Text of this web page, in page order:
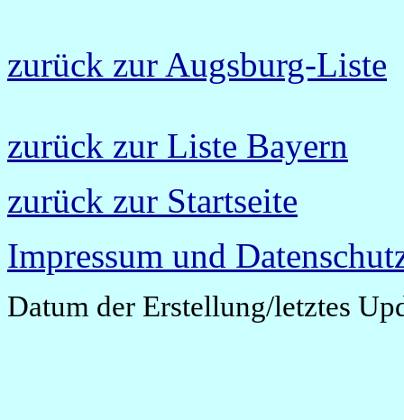
zurück zur Augsburg-Liste
zurück zur Liste Bayern
zurück zur Startseite
Impressum und
Datum der Erstellung/letztes